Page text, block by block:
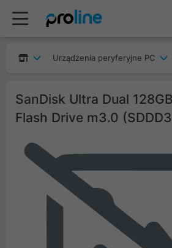
Urządzenia peryferyjne PC
SanDisk Ultra Dual
Flash Drive m3.0